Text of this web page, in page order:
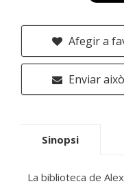
Afegir a
Enviar
Sinopsi
La biblioteca de